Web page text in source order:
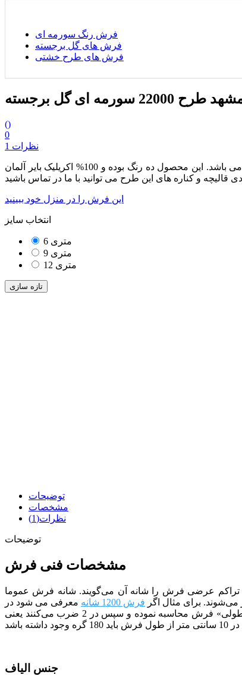
فرش رنگ سورمه ای
فرش های گل برجسته
فرش های طرح خشتی
سورمه ای گل برجسته
()
0
1 نظرات
از مجموعه محصولات هزار و دویست شانه بوده که دارای تراکم طولی 3600 می باشد. این محصول ده رنگ بوده و 100% اکریلیک بایر آلمان
این فرش را در منزل خود ببینید
انتخاب سایز
6 متری
9 متری
12 متری
توضیحات
مشخصات
نظرات(1)
توضیحات
مشخصات فنی فرش
شده است. به طور کلی تراکم عرضی فرش را شانه آن می‌گویند. شانه فرش عموما
برای مثال اگر فرش 1200 شانه
معرفی می شود در
10 سانتی متر از «عرض» فرش باید 120 گره وجود داشته باشد. تراکم طولی نیز شبیه همان تراکم عرضی است با این تفاوت که آن را در نیمه «طولی» فرش محاسبه نموده و سپس در 2 ضرب می‌کنند یعنی
جنس الیاف